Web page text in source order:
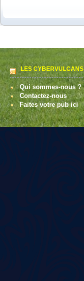
LES CYBERVULCANS
Qui sommes-nous ?
Contactez-nous
Faites votre pub ici